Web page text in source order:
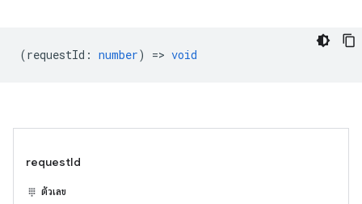
(requestId : number) => void
requestId
ตัวเลข